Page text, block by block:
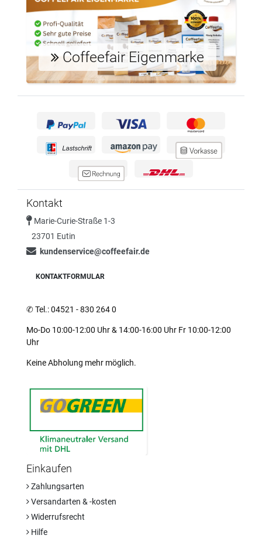
Coffeefair Eigenmarke
Kontakt
Marie-Curie-Straße 1-3
23701 Eutin
kundenservice@coffeefair.de
KONTAKTFORMULAR
✆Tel.: 04521 - 830 264 0
Mo-Do 10:00-12:00 Uhr & 14:00-16:00 Uhr Fr 10:00-12:00
Uhr
Keine Abholung mehr möglich.
Einkaufen
Zahlungsarten
Versandarten & -kosten
Widerrufsrecht
Hilfe